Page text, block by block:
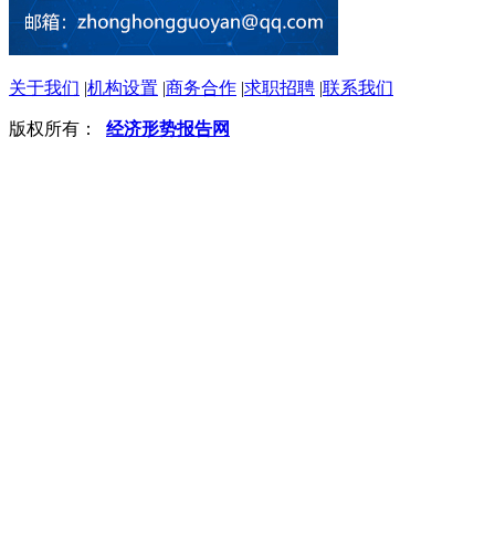
关于我们 |机构设置 |商务合作 |求职招聘 |联系我们
版权所有： 经济形势报告网